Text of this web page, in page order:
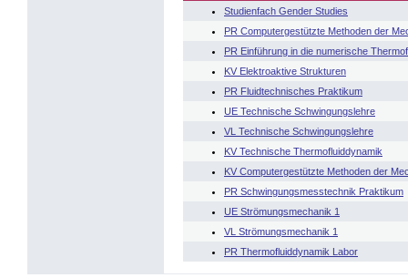
Studienfach Gender Studies
PR Computergestützte Methoden der
PR Einführung in die numerische
KV Elektroaktive Strukturen
PR Fluidtechnisches Praktikum
UE Technische Schwingungslehre
VL Technische Schwingungslehre
KV Technische Thermofluiddynamik
KV Computergestützte Methoden der
PR Schwingungsmesstechnik Praktikum
UE Strömungsmechanik 1
VL Strömungsmechanik 1
PR Thermofluiddynamik Labor